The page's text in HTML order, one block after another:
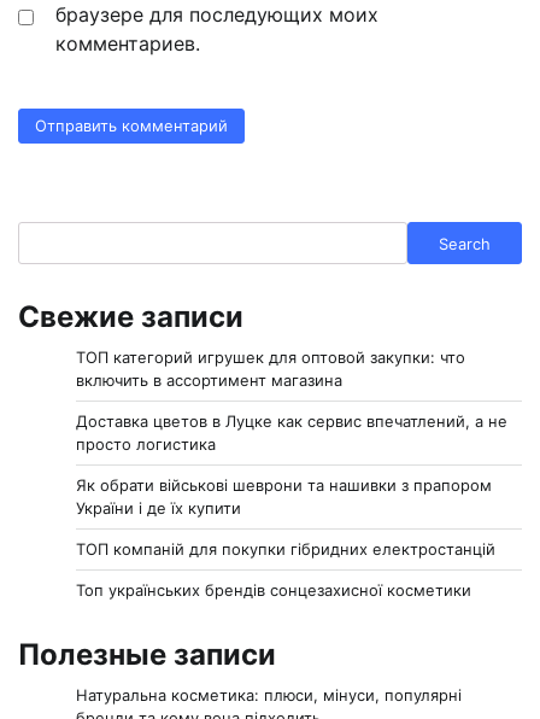
браузере для последующих моих
комментариев.
Search
Свежие записи
ТОП категорий игрушек для оптовой закупки: что
включить в ассортимент магазина
Доставка цветов в Луцке как сервис впечатлений, а не
просто логистика
Як обрати військові шеврони та нашивки з прапором
України і де їх купити
ТОП компаній для покупки гібридних електростанцій
Топ українських брендів сонцезахисної косметики
Полезные записи
Натуральна косметика: плюси, мінуси, популярні